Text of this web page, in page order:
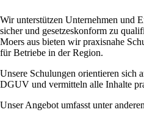
Wir unterstützen Unternehmen und
sicher und gesetzeskonform zu
Moers aus bieten wir praxisnahe
für Betriebe in der Region.
Unsere Schulungen orientieren sich
DGUV und vermitteln alle Inhalte
Unser Angebot umfasst unter